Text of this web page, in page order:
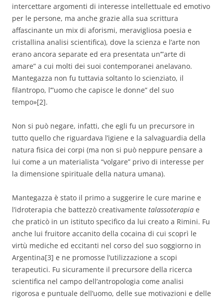
intercettare argomenti di interesse intellettuale ed emotivo
per le persone, ma anche grazie alla sua scrittura
affascinante un mix di aforismi, meravigliosa poesia e
cristallina analisi scientifica), dove la scienza e l’arte non
erano ancora separate ed era presentata un’”arte di
amare” a cui molti dei suoi contemporanei anelavano.
Mantegazza non fu tuttavia soltanto lo scienziato, il
filantropo, l’”uomo che capisce le donne” del suo
tempo»[2].
Non si può negare, infatti, che egli fu un precursore in
tutto quello che riguardava l’igiene e la salvaguardia della
natura fisica dei corpi (ma non si può neppure pensare a
lui come a un materialista “volgare” privo di interesse per
la dimensione spirituale della natura umana).
Mantegazza è stato il primo a suggerire le cure marine e
l’idroterapia che battezzò creativamente talassoterapia e
che praticò in un istituto specifico da lui creato a Rimini. Fu
anche lui fruitore accanito della cocaina di cui scoprì le
virtù mediche ed eccitanti nel corso del suo soggiorno in
Argentina[3] e ne promosse l’utilizzazione a scopi
terapeutici. Fu sicuramente il precursore della ricerca
scientifica nel campo dell’antropologia come analisi
rigorosa e puntuale dell’uomo, delle sue motivazioni e delle